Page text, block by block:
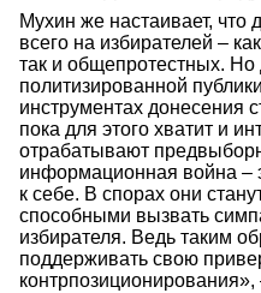
Мухин же настаивает, что
всего на избирателей –
так и общепротестных. Но
политизированной
инструментах донесения
пока для этого хватит и
отрабатывают
информационная война –
к себе. В спорах они
способными вызвать
избирателя. Ведь таким
поддерживать свою